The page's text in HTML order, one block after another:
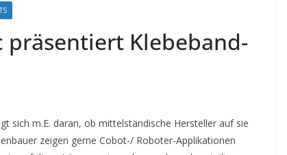
präsentiert Klebeband-
sich m.E. daran, ob mittelständische Hersteller auf sie
zeigen gerne Cobot-/ Roboter-Applikationen